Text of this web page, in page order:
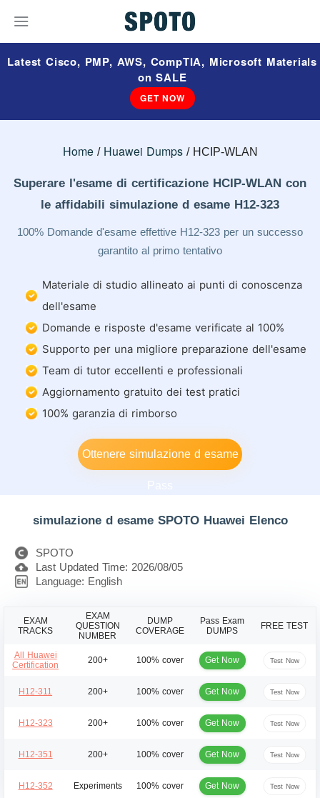
Latest Cisco, PMP, AWS, CompTIA, Microsoft Materials
on SALE
GET NOW
Home Huawei Dumps HCIP-WLAN
Superare l'esame di certificazione HCIP-WLAN con
le affidabili simulazione d esame H12-323
100% Domande d'esame effettive H12-323 per un successo
garantito al primo tentativo
Materiale di studio allineato ai punti di conoscenza
dell'esame
Domande e risposte d'esame verificate al 100%
Supporto per una migliore preparazione dell'esame
Team di tutor eccellenti e professionali
Aggiornamento gratuito dei test pratici
100% garanzia di rimborso
Ottenere simulazione d esame
simulazione d esame SPOTO Huawei Elenco
SPOTO
Last Updated Time: 2026/08/05
Language: English
EXAM
TRACKS
EXAM
QUESTION
NUMBER
DUMP
COVERAGE
Pass Exam
DUMPS
FREE TEST
All Huawei
Certification
200+ 100% cover Get Now Test Now
H12-311 200+ 100% cover Get Now Test Now
H12-323 200+ 100% cover Get Now Test Now
H12-351 200+ 100% cover Get Now Test Now
H12-352 Experiments 100% cover Get Now Test Now